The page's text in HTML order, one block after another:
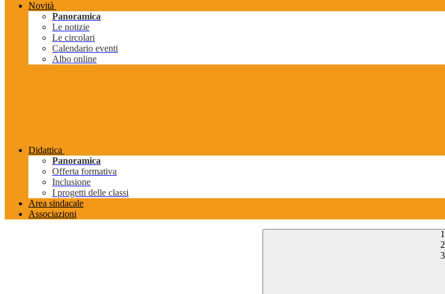
Novità
Panoramica
Le notizie
Le circolari
Calendario eventi
Albo online
Didattica
Panoramica
Offerta formativa
Inclusione
I progetti delle classi
Area sindacale
Associazioni